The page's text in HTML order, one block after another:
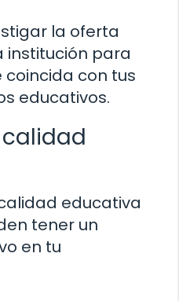
la oferta
para
con tus
educativos.
educativa
tener un
en tu